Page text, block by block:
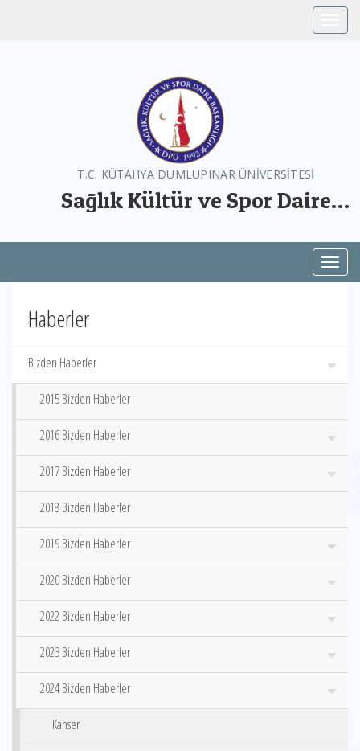
T.C. KÜTAHYA DUMLUPINAR ÜNİVERSİTESİ
Sağlık Kültür ve Spor Daire
Haberler
Bizden Haberler
2015 Bizden Haberler
2016 Bizden Haberler
2017 Bizden Haberler
2018 Bizden Haberler
2019 Bizden Haberler
2020 Bizden Haberler
2022 Bizden Haberler
2023 Bizden Haberler
2024 Bizden Haberler
Kanser